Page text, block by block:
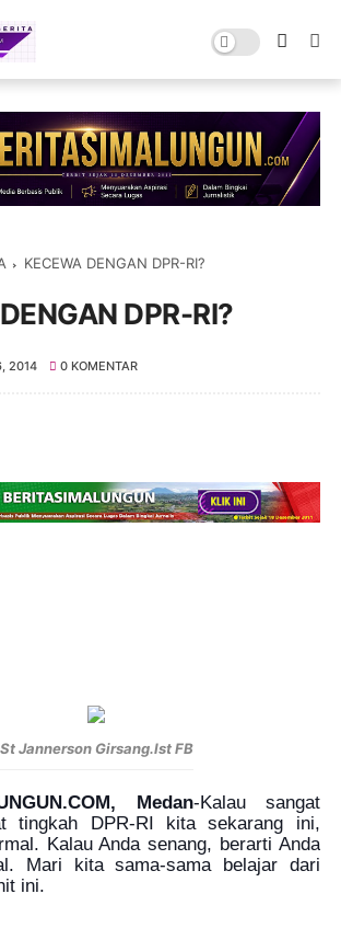
KECEWA DENGAN DPR-RI?
DPR-RI?
2014 0 KOMENTAR
St Jannerson Girsang.Ist FB
Medan-Kalau sangat
tingkah DPR-RI kita sekarang ini,
Kalau Anda senang, berarti Anda
Mari kita sama-sama belajar dari
ini.